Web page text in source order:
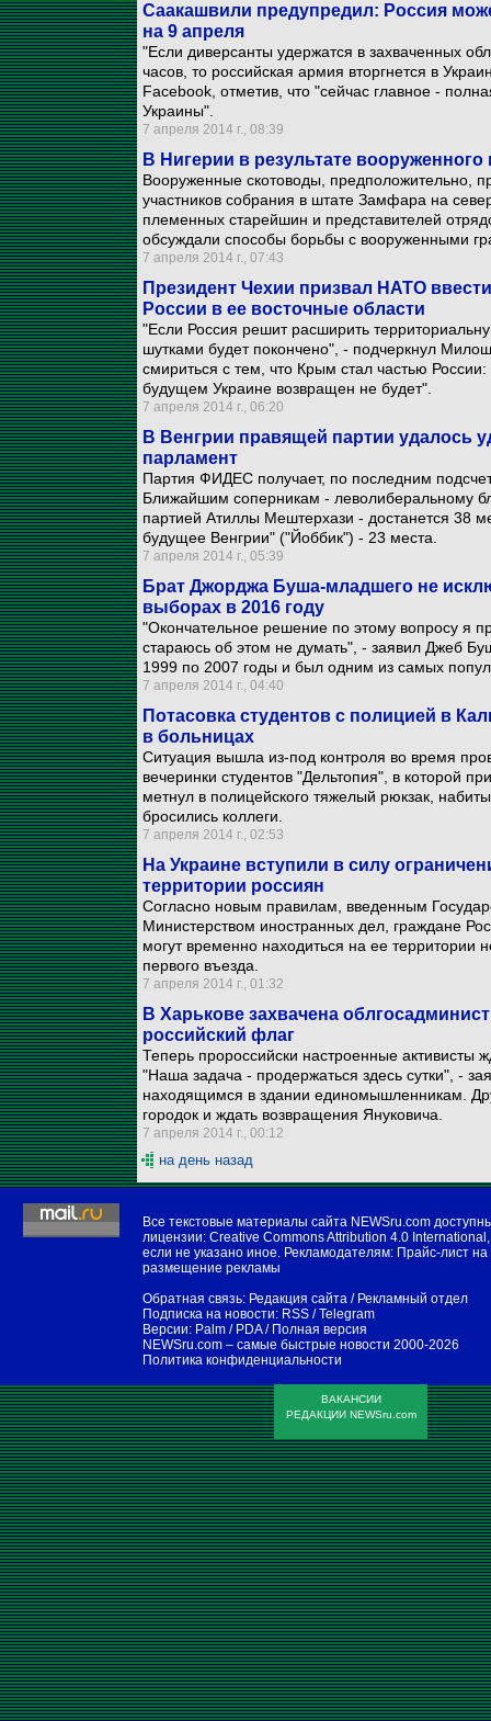
Саакашвили предупредил: Россия
на 9 апреля
"Если диверсанты удержатся в захваченных
часов, то российская армия вторгнется в
Facebook, отметив, что "сейчас главное -
Украины".
7 апреля 2014 г., 08:39
В Нигерии в результате
Вооруженные скотоводы, предположительно,
участников собрания в штате Замфара на
племенных старейшин и представителей
обсуждали способы борьбы с вооруженными
7 апреля 2014 г., 07:43
Президент Чехии призвал НАТО
России в ее восточные области
"Если Россия решит расширить
шутками будет покончено", - подчеркнул
смириться с тем, что Крым стал частью
будущем Украине возвращен не будет".
7 апреля 2014 г., 06:20
В Венгрии правящей партии удалось
парламент
Партия ФИДЕС получает, по последним
Ближайшим соперникам - леволиберальному
партией Атиллы Мештерхази - достанется 38
будущее Венгрии" ("Йоббик") - 23 места.
7 апреля 2014 г., 05:39
Брат Джорджа Буша-младшего не
выборах в 2016 году
"Окончательное решение по этому вопросу я
стараюсь об этом не думать", - заявил Джеб
1999 по 2007 годы и был одним из самых
7 апреля 2014 г., 04:40
Потасовка студентов с полицией в
в больницах
Ситуация вышла из-под контроля во время
вечеринки студентов "Дельтопия", в которой
метнул в полицейского тяжелый рюкзак,
бросились коллеги.
7 апреля 2014 г., 02:53
На Украине вступили в силу
территории россиян
Согласно новым правилам, введенным
Министерством иностранных дел, граждане
могут временно находиться на ее территории
первого въезда.
7 апреля 2014 г., 01:32
В Харькове захвачена
российский флаг
Теперь пророссийски настроенные активисты
"Наша задача - продержаться здесь сутки", -
находящимся в здании единомышленникам.
городок и ждать возвращения Януковича.
7 апреля 2014 г., 00:12
на день назад
Все текстовые материалы сайта NEWSru.com
лицензии: Creative Commons Attribution 4.0 International ,
если не указано иное. Рекламодателям: Прайс-лист на
размещение рекламы
Обратная связь: Редакция сайта / Рекламный отдел
Подписка на новости: RSS /Telegram
Версии: Palm / PDA/ Полная версия
NEWSru.com – самые быстрые новости 2000-2026
Политика конфиденциальности
ВАКАНСИИ
РЕДАКЦИИ NEWSru.com